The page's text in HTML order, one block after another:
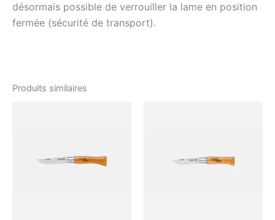
désormais possible de verrouiller la lame en position
fermée (sécurité de transport).
Produits similaires